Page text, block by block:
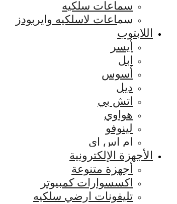
سماعات سلكيه
سماعات لاسلكيه وايربودز
اللابتوب
أيسر
ابل
أسوس
ديل
اتش بي
هواوي
لينوفو
ام اس اي
الأجهزة الإلكترونية
أجهزة متنوعة
اكسسوارات كمبيوتر
تليفونات ارضي سلكيه